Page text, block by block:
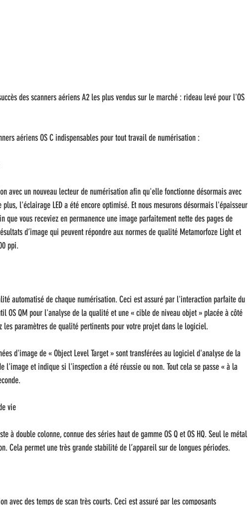
des scanners aériens A2 les plus vendus sur le marché : rideau levé pour l'OS
aériens OS C indispensables pour tout travail de numérisation :
avec un nouveau lecteur de numérisation afin qu'elle fonctionne désormais avec
l'éclairage LED a été encore optimisé. Et nous mesurons désormais l'épaisseur
que vous receviez en permanence une image parfaitement nette des pages de
d’image qui peuvent répondre aux normes de qualité Metamorfoze Light et
ppi.
automatisé de chaque numérisation. Ceci est assuré par l'interaction parfaite du
OS QM pour l'analyse de la qualité et une « cible de niveau objet » placée à côté
les paramètres de qualité pertinents pour votre projet dans le logiciel.
d'image de « Object Level Target » sont transférées au logiciel d'analyse de la
l'image et indique si l'inspection a été réussie ou non. Tout cela se passe « à la
vie
à double colonne, connue des séries haut de gamme OS Q et OS HQ. Seul le métal
Cela permet une très grande stabilité de l’appareil sur de longues périodes.
avec des temps de scan très courts. Ceci est assuré par les composants